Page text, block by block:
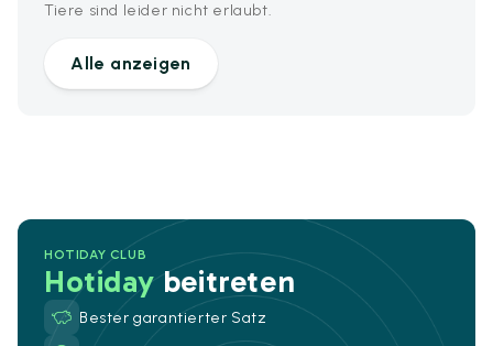
Tiere sind leider nicht erlaubt.
Alle anzeigen
HOTIDAY CLUB
Hotidaybeitreten
Bester garantierter Satz